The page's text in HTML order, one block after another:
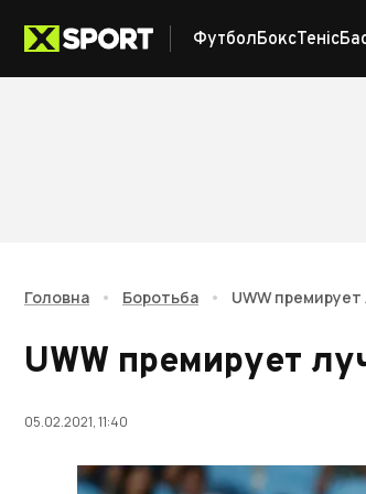
ФутболБоксТеніс
Головна • Боротьба • UWW
UWW премирует
05.02.2021, 11:40